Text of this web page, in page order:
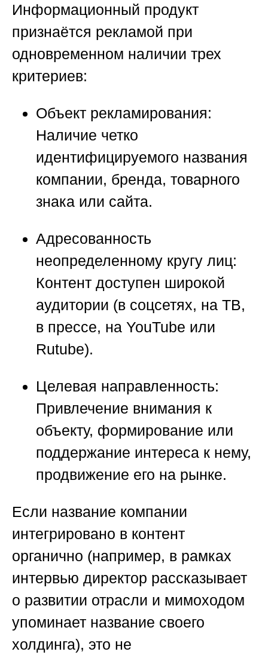
Информационный продукт
признаётся рекламой при
одновременном наличии трех
критериев:
Объект рекламирования:
Наличие четко
идентифицируемого названия
компании, бренда, товарного
знака или сайта.
Адресованность
неопределенному кругу лиц:
Контент доступен широкой
аудитории (в соцсетях, на ТВ,
в прессе, на YouTube или
Rutube).
Целевая направленность:
Привлечение внимания к
объекту, формирование или
поддержание интереса к нему,
продвижение его на рынке.
Если название компании
интегрировано в контент
органично (например, в рамках
интервью директор рассказывает
о развитии отрасли и мимоходом
упоминает название своего
холдинга), это не